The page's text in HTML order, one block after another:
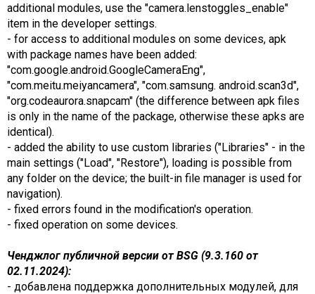
additional modules, use the "camera.lenstoggles_enable"
item in the developer settings.
- for access to additional modules on some devices, apk
with package names have been added:
"com.google.android.GoogleCameraEng",
"com.meitu.meiyancamera", "com.samsung. android.scan3d",
"org.codeaurora.snapcam" (the difference between apk files
is only in the name of the package, otherwise these apks are
identical).
- added the ability to use custom libraries ("Libraries" - in the
main settings ("Load", "Restore"), loading is possible from
any folder on the device; the built-in file manager is used for
navigation).
- fixed errors found in the modification's operation.
- fixed operation on some devices.
Ченджлог публичной версии от BSG (9.3.160 от
02.11.2024):
- добавлена поддержка дополнительных модулей, для